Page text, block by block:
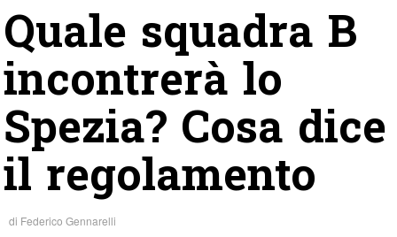
Quale squadra B
incontrerà lo
Spezia? Cosa dice
il regolamento
di Federico Gennarelli